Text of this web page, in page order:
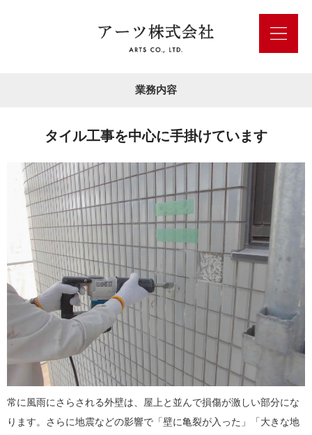
業務内容
タイル工事を中心に手掛けています
常に風雨にさらされる外壁は、屋上と並んで損傷が激しい部分にな
ります。さらに地震などの影響で「壁に亀裂が入った」「大きな地